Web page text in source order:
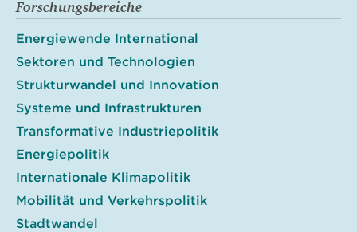
Forschungsbereiche
Energiewende International
Sektoren und Technologien
Strukturwandel und Innovation
Systeme und Infrastrukturen
Transformative Industriepolitik
Energiepolitik
Internationale Klimapolitik
Mobilität und Verkehrspolitik
Stadtwandel